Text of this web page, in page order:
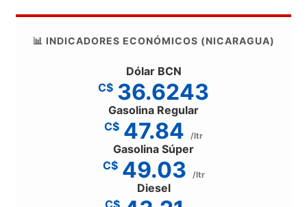
📊 INDICADORES ECONÓMICOS (NICARAGUA)
Dólar BCN
C$ 36.6243
Gasolina Regular
C$ 47.84 /ltr
Gasolina Súper
C$ 49.03 /ltr
Diesel